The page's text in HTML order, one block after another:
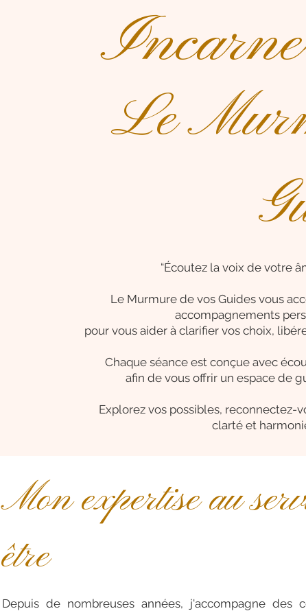
Le
“Écoutez la voix de votre
Le Murmure de vos Guides vous
accompagnements
pour vous aider à clarifier vos choix,
Chaque séance est conçue avec
afin de vous offrir un espace de
Explorez vos possibles, reconnectez-
clarté et
Mon expertise au
être
Depuis de nombreuses années, j'accompagne